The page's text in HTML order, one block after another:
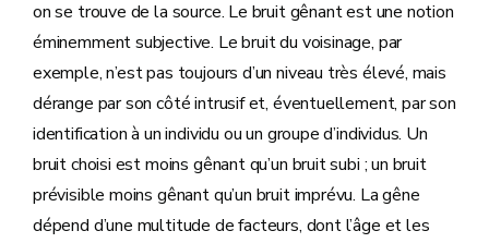
on se trouve de la source. Le bruit gênant est une notion
éminemment subjective. Le bruit du voisinage, par
exemple, n’est pas toujours d’un niveau très élevé, mais
dérange par son côté intrusif et, éventuellement, par son
identification à un individu ou un groupe d’individus. Un
bruit choisi est moins gênant qu’un bruit subi ; un bruit
prévisible moins gênant qu’un bruit imprévu. La gêne
dépend d’une multitude de facteurs, dont l’âge et les